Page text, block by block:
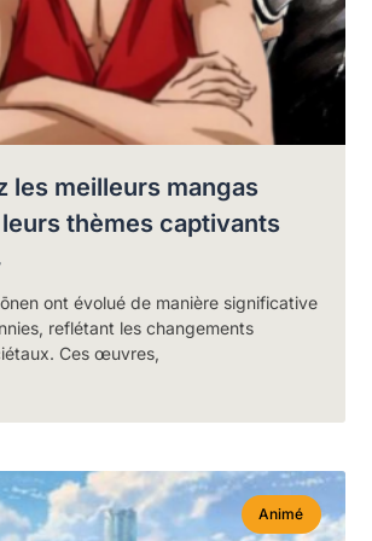
les meilleurs mangas
thèmes captivants
ont évolué de manière significative
reflétant les changements
Ces œuvres,
Animé